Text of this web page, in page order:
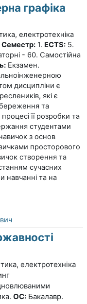
графіка
електротехніка
Семестр: 1. ECTS: 5.
- 60. Самостійна
Екзамен.
дисципліни є
які є
та
її розробки та
студентами
з основ
просторового
створення та
сучасних
навчанні та на
електротехніка
ОС: Бакалавр.